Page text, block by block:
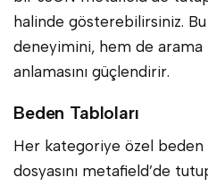
halinde gösterebilirsiniz. Bu
deneyimini, hem de arama
anlamasını güçlendirir.
Beden Tabloları
Her kategoriye özel
dosyasını metafield’de